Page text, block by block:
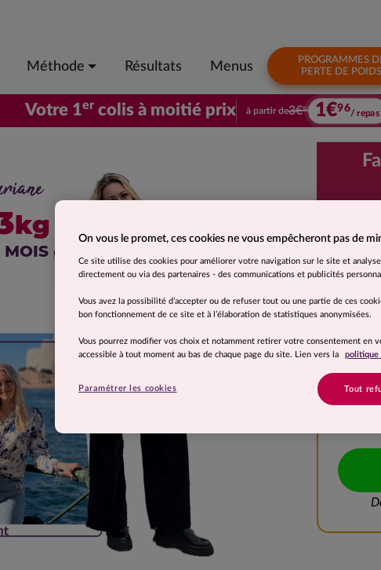
Méthode Résultats Menus
PROGRAMMES
PERTE DE POIDS
Votre 1er colis à moitié prix
Votre premier colis à
à partir de3€92 1€96/ repas
kg
MOIS
On vous le promet, ces cookies ne vous empêcheront pas de
Ce site utilise des cookies pour améliorer votre navigation sur le site et
directement ou via des partenaires - des communications et publicités
Vous avez la possibilité d’accepter ou de refuser tout ou une partie de ces
bon fonctionnement de ce site et à l’élaboration de statistiques anonymisées.
Vous pourrez modifier vos choix et notamment retirer votre consentement en
accessible à tout moment au bas de chaque page du site. Lien vers la
politique
Tout
Paramétrer les cookies